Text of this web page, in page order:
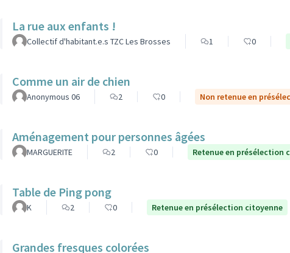
La rue aux enfants !
Collectif d'habitant.e.s TZC Les Brosses 1 0
Comme un air de chien
Anonymous 06 2 0 Non retenue en
Aménagement pour personnes âgées
MARGUERITE 2 0 Retenue en présélection
Table de Ping pong
K 2 0 Retenue en présélection citoyenne
Grandes fresques colorées